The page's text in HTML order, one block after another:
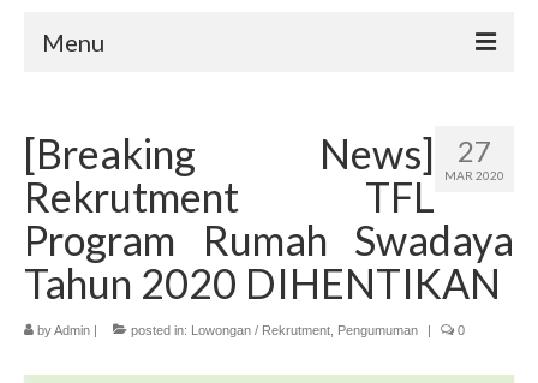
Menu
Profil
PPID
Program
Layanan
27
MAR 2020
[Breaking News]
Rekrutment TFL
Program Rumah Swadaya
Tahun 2020 DIHENTIKAN
byAdmin posted in: Lowongan / Rekrutment Pengumuman 0